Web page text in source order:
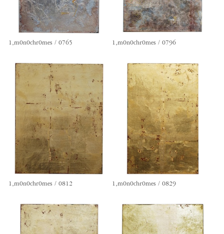
1,m0n0chr0mes / 0765 1,m0n0chr0mes / 0796
1,m0n0chr0mes / 0812 1,m0n0chr0mes / 0829